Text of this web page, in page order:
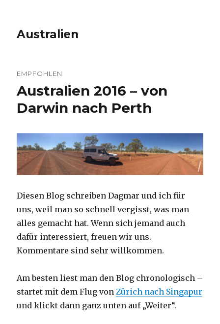
Australien
EMPFOHLEN
Australien 2016 – von
Darwin nach Perth
Diesen Blog schreiben Dagmar und ich für
uns, weil man so schnell vergisst, was man
alles gemacht hat. Wenn sich jemand auch
dafür interessiert, freuen wir uns.
Kommentare sind sehr willkommen.
Am besten liest man den Blog chronologisch –
startet mit dem Flug vonZürich nach Singapur
und klickt dann ganz unten auf „Weiter“.